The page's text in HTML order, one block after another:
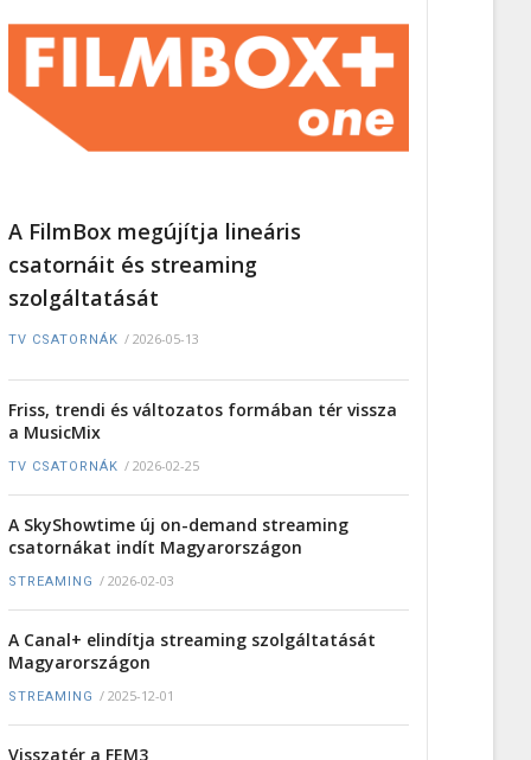
A FilmBox megújítja lineáris
csatornáit és streaming
szolgáltatását
TV CSATORNÁK / 2026-05-13
Friss, trendi és változatos formában tér vissza
a MusicMix
TV CSATORNÁK / 2026-02-25
A SkyShowtime új on-demand streaming
csatornákat indít Magyarországon
STREAMING / 2026-02-03
A Canal+ elindítja streaming szolgáltatását
Magyarországon
STREAMING / 2025-12-01
Visszatér a FEM3